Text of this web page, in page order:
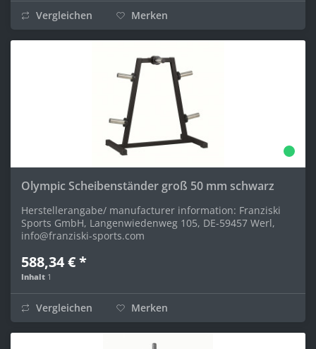
Vergleichen Merken
Olympic Scheibenständer groß 50 mm schwarz
Herstellerangabe/ manufacturer information: Franziski
Sports GmbH, Langenwiedenweg 105, DE-59457 Werl,
info@franziski-sports.com
588,34 € *
Inhalt 1
Vergleichen Merken